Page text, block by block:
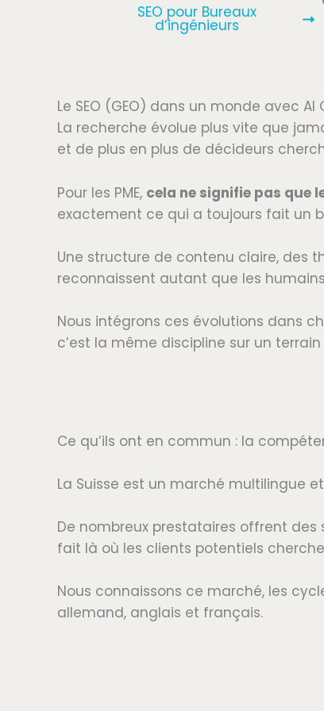
SEO pour Bureaux
d’ingénieurs
Le SEO (GEO) dans un monde avec AI
La recherche évolue plus vite que
et de plus en plus de décideurs
Pour les PME, cela ne signifie pas que
exactement ce qui a toujours fait un
Une structure de contenu claire, des
reconnaissent autant que les
Nous intégrons ces évolutions dans
c’est la même discipline sur un
Ce qu’ils ont en commun : la
La Suisse est un marché multilingue
De nombreux prestataires offrent des
fait là où les clients potentiels
Nous connaissons ce marché, les
allemand, anglais et français.